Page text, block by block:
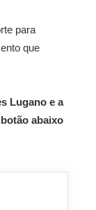
para
que
Lugano e a
abaixo